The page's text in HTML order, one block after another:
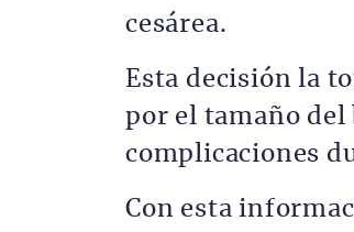
cesárea.
Esta decisión la
por el tamaño del
complicaciones
Con esta